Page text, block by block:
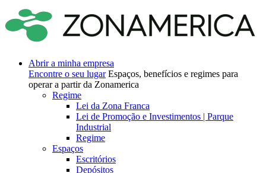
Abrir a minha empresa
Encontre o seu lugar Espaços, benefícios e regimes para
operar a partir da Zonamerica
Regime
Lei da Zona Franca
Lei de Promoção e Investimentos | Parque
Industrial
Regime
Espaços
Escritórios
Depósitos